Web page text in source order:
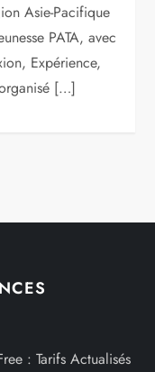
Asie-Pacifique
PATA, avec
Expérience,
[…]
: Tarifs Actualisés